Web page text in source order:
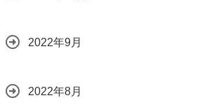
2022年9月
2022年8月